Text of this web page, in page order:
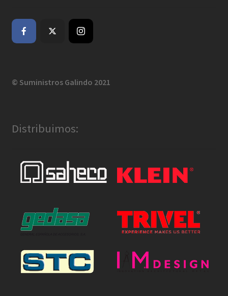
© Suministros Galindo 2021
Distribuimos: